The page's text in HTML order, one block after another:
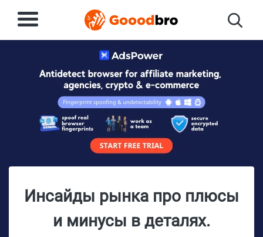
Инсайды рынка про плюсы
и минусы в деталях.